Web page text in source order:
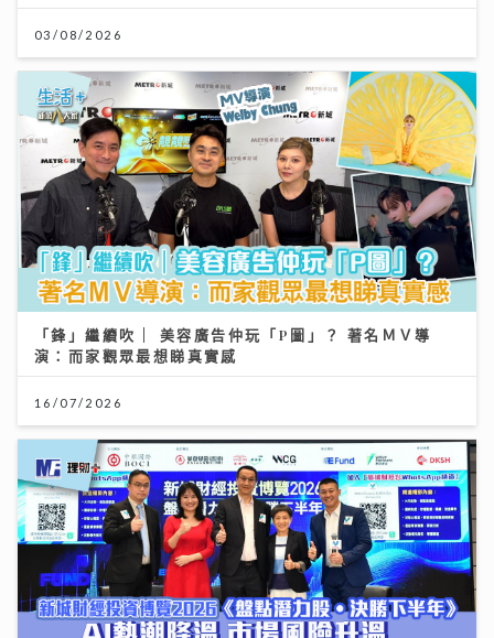
03/08/2026
「鋒」繼續吹 | 美容廣告仲玩「P圖」？ 著名ＭＶ導
演：而家觀眾最想睇真實感
16/07/2026